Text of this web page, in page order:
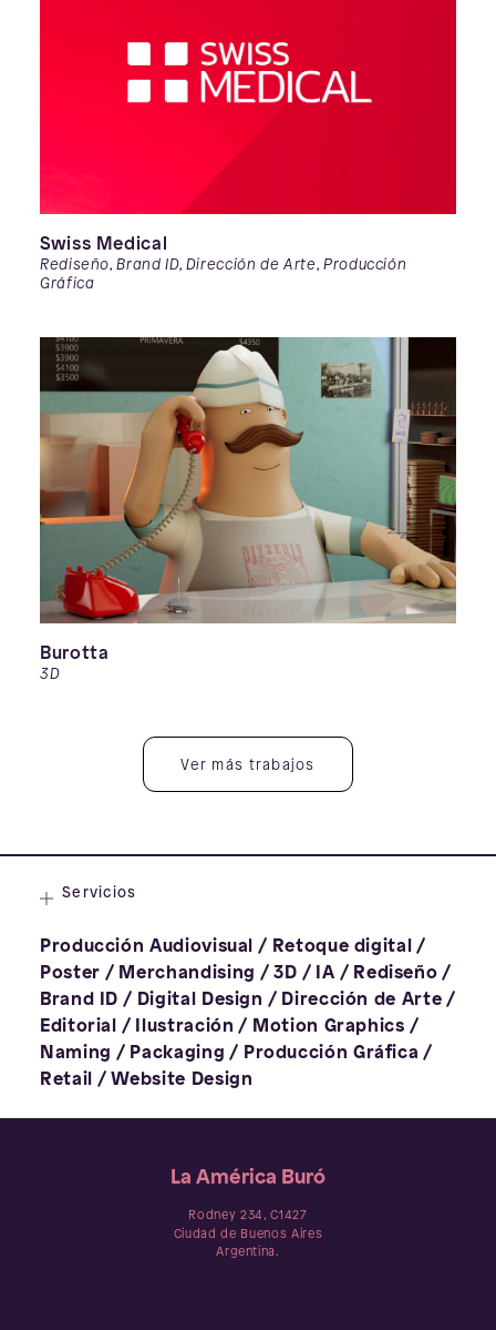
Swiss Medical
Rediseño, Brand ID, Dirección de Arte, Producción
Gráfica
Burotta
3D
Ver más trabajos
Servicios
Producción Audiovisual / Retoque digital/
Poster / Merchandising / 3D / IA / Rediseño /
Brand ID / Digital Design / Dirección de Arte/
Editorial / Ilustración / Motion Graphics /
Naming / Packaging / Producción Gráfica /
Retail / Website Design
La América Buró
Rodney 234, C1427
Ciudad de Buenos Aires
Argentina.